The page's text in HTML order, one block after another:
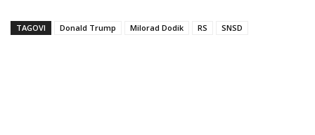
TAGOVI Donald Trump Milorad Dodik RS SNSD